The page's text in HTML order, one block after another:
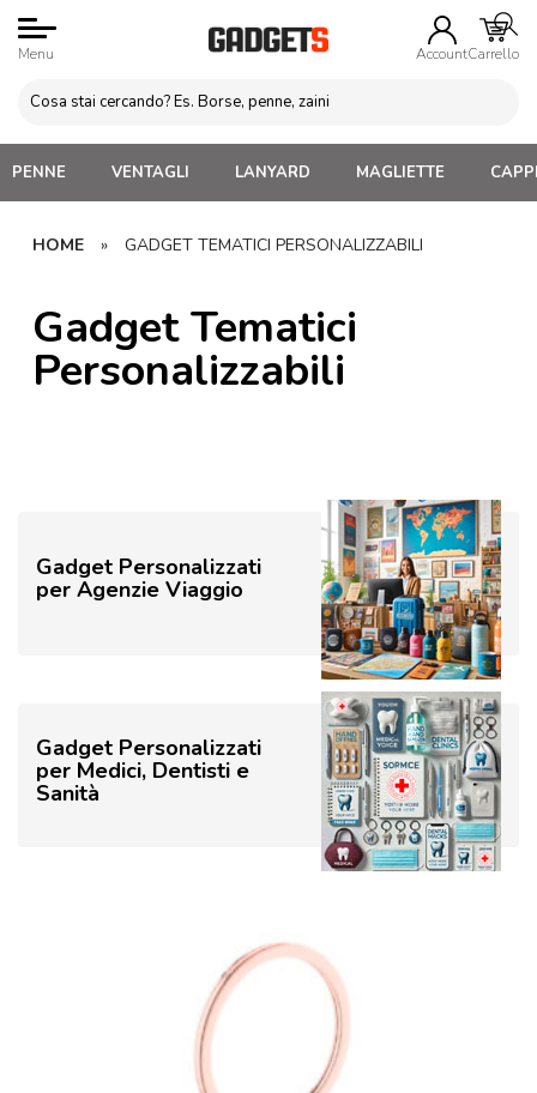
Menu AccountCarrello
PENNE VENTAGLI LANYARD MAGLIETTE
HOME » GADGET TEMATICI PERSONALIZZABILI
Gadget Tematici
Personalizzabili
Gadget Personalizzati
per Agenzie Viaggio
Gadget Personalizzati
per Medici, Dentisti e
Sanità